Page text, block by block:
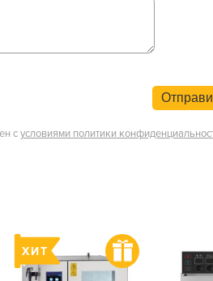
сусловиями политики